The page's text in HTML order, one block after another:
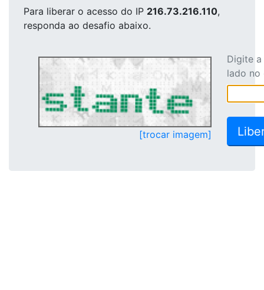
Para liberar o acesso do IP 216.73.216.110,
responda ao desafio abaixo.
[trocar imagem]
Digite
lado no